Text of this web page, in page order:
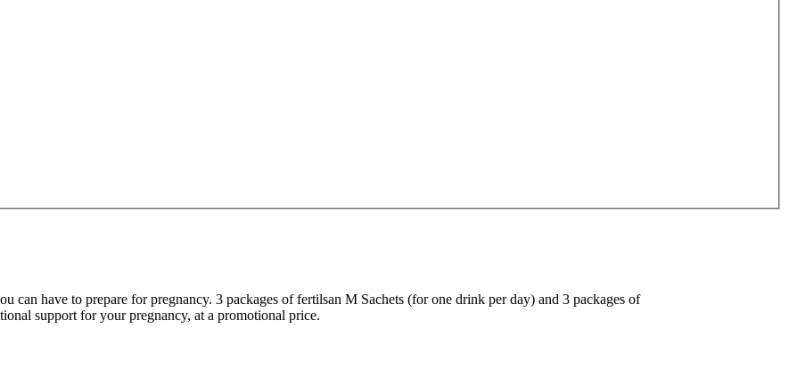
can have to prepare for pregnancy. 3 packages of fertilsan M Sachets (for one drink per day) and 3 packages of
support for your pregnancy, at a promotional price.